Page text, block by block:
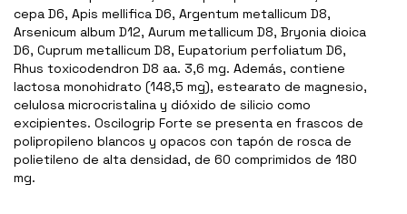
cepa D6, Apis mellifica D6, Argentum metallicum D8,
Arsenicum album D12, Aurum metallicum D8, Bryonia dioica
D6, Cuprum metallicum D8, Eupatorium perfoliatum D6,
Rhus toxicodendron D8 aa. 3,6 mg. Además, contiene
lactosa monohidrato (148,5 mg), estearato de magnesio,
celulosa microcristalina y dióxido de silicio como
excipientes. Oscilogrip Forte se presenta en frascos de
polipropileno blancos y opacos con tapón de rosca de
polietileno de alta densidad, de 60 comprimidos de 180
mg.